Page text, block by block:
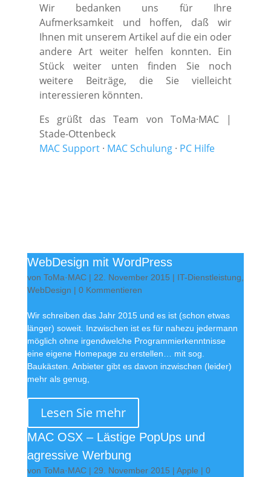
Wir bedanken uns für Ihre
Aufmerksamkeit und hoffen, daß wir
Ihnen mit unserem Artikel auf die ein oder
andere Art weiter helfen konnten. Ein
Stück weiter unten finden Sie noch
weitere Beiträge, die Sie vielleicht
interessieren könnten.
Es grüßt das Team von ToMa·MAC |
Stade-Ottenbeck
MAC Support· MAC Schulung· PC Hilfe
WebDesign mit WordPress
von ToMa·MAC| 22. November 2015 | IT-Dienstleistung
WebDesign | 0 Kommentieren
Wir schreiben das Jahr 2015 und es ist (schon etwas
länger) soweit. Inzwischen ist es für nahezu jedermann
möglich ohne irgendwelche Programmierkenntnisse
eine eigene Homepage zu erstellen… mit sog.
Baukästen. Anbieter gibt es davon inzwischen (leider)
mehr als genug,
Lesen Sie mehr
MAC OSX – Lästige PopUps und
agressive Werbung
von ToMa·MAC| 29. November 2015 | Apple | 0